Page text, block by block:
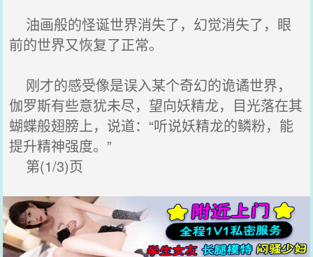
油画般的怪诞世界消失了，幻觉消失了，眼
前的世界又恢复了正常。
刚才的感受像是误入某个奇幻的诡谲世界，
伽罗斯有些意犹未尽，望向妖精龙，目光落在其
蝴蝶般翅膀上，说道：“听说妖精龙的鳞粉，能
提升精神强度。”
第(1/3)页